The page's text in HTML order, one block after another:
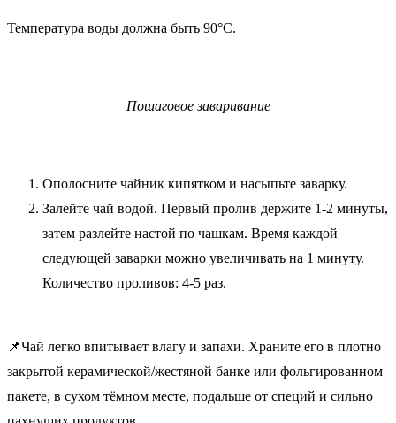
Температура воды должна быть 90°C.
Пошаговое заваривание
Ополосните чайник кипятком и насыпьте заварку.
Залейте чай водой. Первый пролив держите 1-2 минуты,
затем разлейте настой по чашкам. Время каждой
следующей заварки можно увеличивать на 1 минуту.
Количество проливов: 4-5 раз.
📌Чай легко впитывает влагу и запахи. Храните его в плотно
закрытой керамической/жестяной банке или фольгированном
пакете, в сухом тёмном месте, подальше от специй и сильно